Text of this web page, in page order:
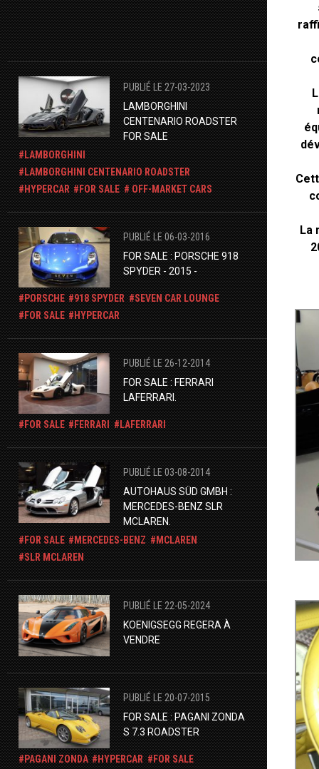
PUBLIÉ LE 27-03-2023
LAMBORGHINI
CENTENARIO ROADSTER
FOR SALE
LAMBORGHINI
LAMBORGHINI CENTENARIO ROADSTER
HYPERCAR
FOR SALE OFF-MARKET CARS
PUBLIÉ LE 06-03-2016
FOR SALE : PORSCHE 918
SPYDER - 2015 -
PORSCHE 918 SPYDER
​SEVEN CAR LOUNGE
FOR SALE
HYPERCAR
PUBLIÉ LE 26-12-2014
​FOR SALE : FERRARI
LAFERRARI.
FOR SALE FERRARI LAFERRARI
PUBLIÉ LE 03-08-2014
AUTOHAUS SÜD GMBH :
MERCEDES-BENZ SLR
MCLAREN.
FOR SALE
MERCEDES-BENZ
MCLAREN
SLR MCLAREN
PUBLIÉ LE 22-05-2024
​KOENIGSEGG REGERA À
VENDRE
PUBLIÉ LE 20-07-2015
FOR SALE : PAGANI ZONDA
S 7.3 ROADSTER
PAGANI ZONDA HYPERCAR FOR SALE
La